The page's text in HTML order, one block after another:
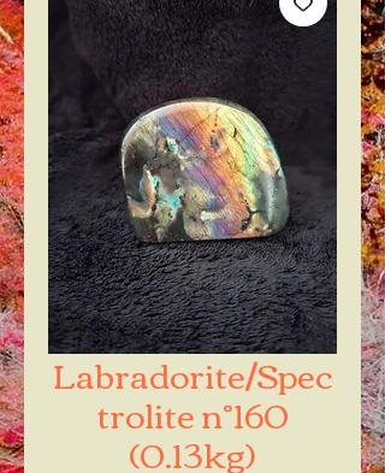
Labradorite/Spec
trolite n°160
(0.13kg)